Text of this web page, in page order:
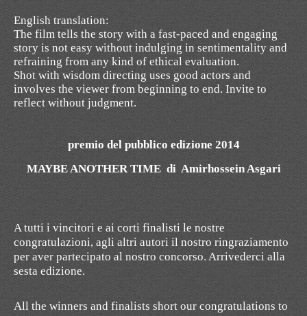
English translation:
The film tells the story with a fast-paced and engaging
story is not easy without indulging in sentimentality and
refraining from any kind of ethical evaluation.
Shot with wisdom directing uses good actors and
involves the viewer from beginning to end. Invite to
reflect without judgment.
premio del pubblico edizione 2014
MAYBE ANOTHER TIME di Amirhossein Asgari
A tutti i vincitori e ai corti finalisti le nostre
congratulazioni, agli altri autori il nostro ringraziamento
per aver partecipato al nostro concorso. Arrivederci alla
sesta edizione.
All the winners and finalists short our congratulations to